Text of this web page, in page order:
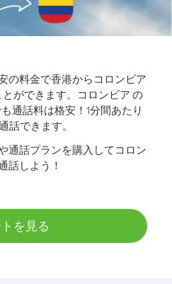
の料金で香港からコロンビア
ができます。
コロンビア の
通話料は格安！1分間あたり
話できます。
通話プランを購入してコロン
話しよう！
を見る